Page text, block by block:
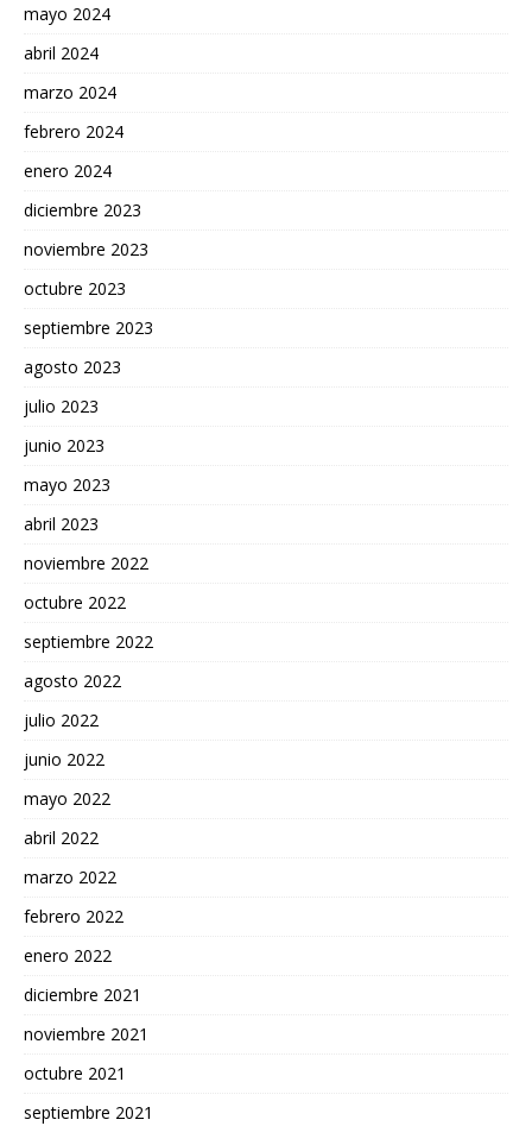
mayo 2024
abril 2024
marzo 2024
febrero 2024
enero 2024
diciembre 2023
noviembre 2023
octubre 2023
septiembre 2023
agosto 2023
julio 2023
junio 2023
mayo 2023
abril 2023
noviembre 2022
octubre 2022
septiembre 2022
agosto 2022
julio 2022
junio 2022
mayo 2022
abril 2022
marzo 2022
febrero 2022
enero 2022
diciembre 2021
noviembre 2021
octubre 2021
septiembre 2021